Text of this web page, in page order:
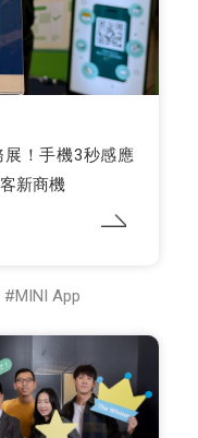
展！手機3秒感應
新商機
MINI App